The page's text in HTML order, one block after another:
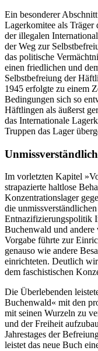
Ein besonderer
Lagerkomitee als
der illegalen
der Weg zur
das politische
einen friedlichen und
Selbstbefreiung der
1945 erfolgte zu einem
Bedingungen sich so
Häftlingen als äußerst
das Internationale
Truppen das Lager
Im vorletzten Kapitel
strapazierte haltlose
Konzentrationslager
die
Entnazifizierungspolitik
Buchenwald und
Vorgabe führte zur
genauso wie andere
einrichteten. Deutlich
dem faschistischen
Die Überlebenden
Buchenwald« mit den
mit seinen Wurzeln zu
und der Freiheit
Jahrestages der
leistet das neue Buch